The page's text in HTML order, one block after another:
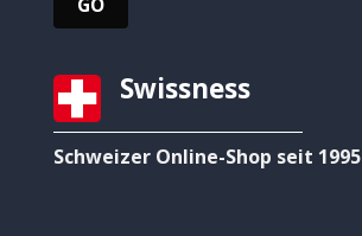
Swissness
Schweizer Online-Shop seit 1995